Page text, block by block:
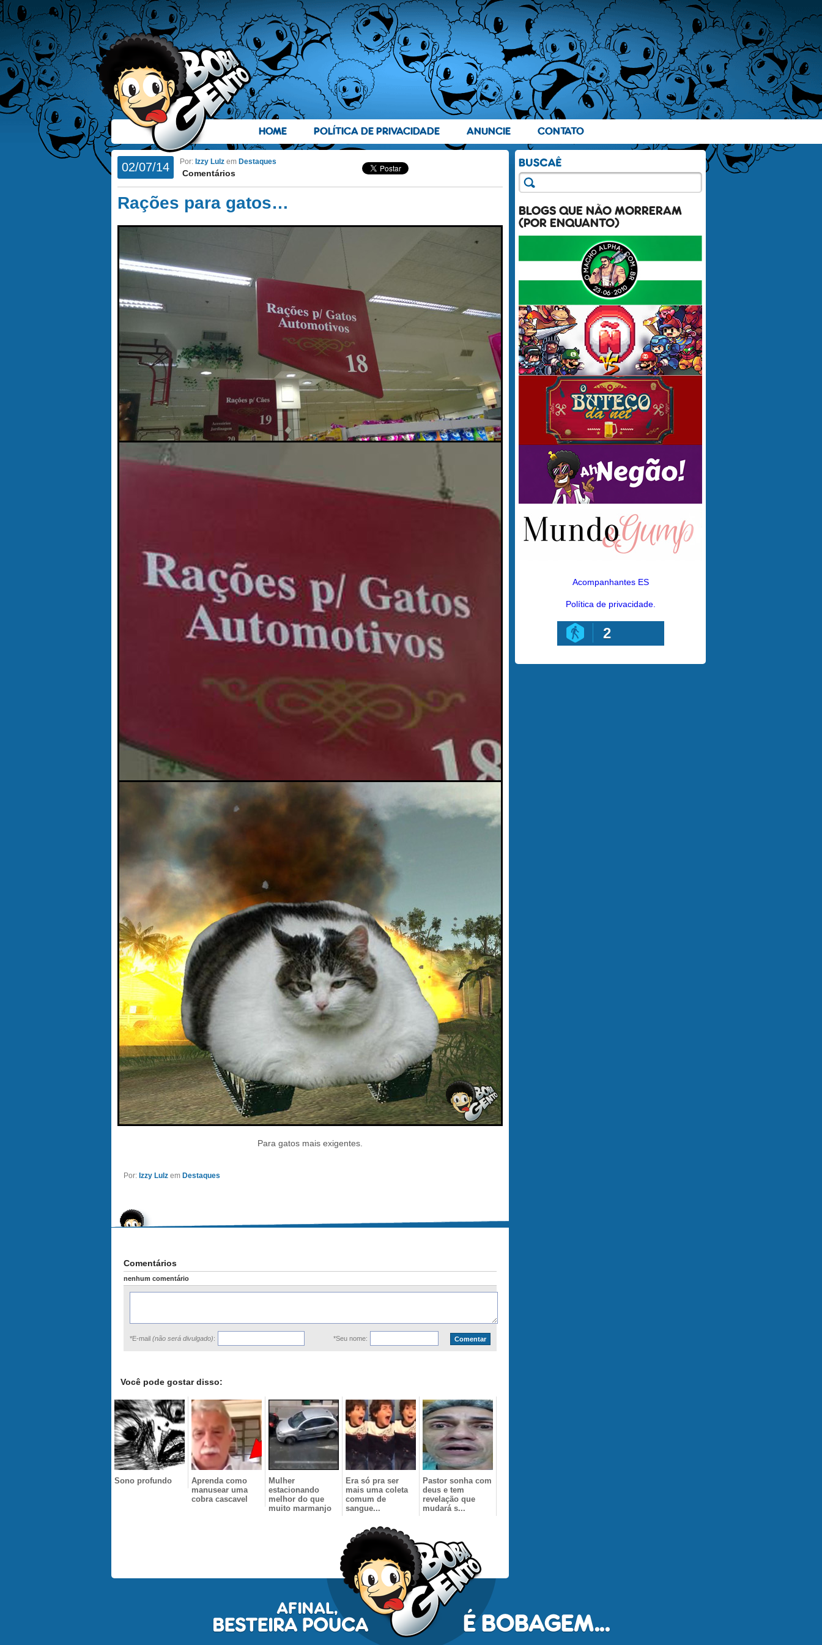
HOME POLÍTICA DE PRIVACIDADE ANUNCIE CONTATO
02/07/14 Por: Izzy Lulz em Destaques
Comentários
Rações para gatos…
Para gatos mais exigentes.
Por: Izzy Lulz em Destaques
Comentários
nenhum comentário
*E-mail (não será divulgado): *Seu nome:
Você pode gostar disso:
Sono profundo
Aprenda como
manusear uma
cobra cascavel
Mulher
estacionando
melhor do que
muito marmanjo
Era só pra ser
mais uma coleta
comum de
sangue...
Pastor sonha com
deus e tem
revelação que
mudará s...
BLOGS QUE NÃO MORRERAM
(POR ENQUANTO)
Acompanhantes ES
Política de privacidade.
2